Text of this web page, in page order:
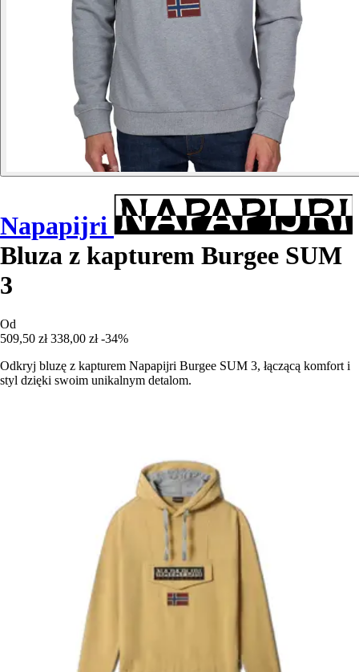
Napapijri
Bluza z kapturem Burgee SUM
3
Od
509,50 zł 338,00 zł -34%
Odkryj bluzę z kapturem Napapijri Burgee SUM 3, łączącą komfort i
styl dzięki swoim unikalnym detalom.